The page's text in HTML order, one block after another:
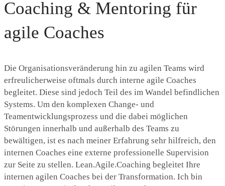
Coaching & Mentoring für
agile Coaches
Die Organisationsveränderung hin zu agilen Teams wird
erfreulicherweise oftmals durch interne agile Coaches
begleitet. Diese sind jedoch Teil des im Wandel befindlichen
Systems. Um den komplexen Change- und
Teamentwicklungsprozess und die dabei möglichen
Störungen innerhalb und außerhalb des Teams zu
bewältigen, ist es nach meiner Erfahrung sehr hilfreich, den
internen Coaches eine externe professionelle Supervision
zur Seite zu stellen. Lean.Agile.Coaching begleitet Ihre
internen agilen Coaches bei der Transformation. Ich bin